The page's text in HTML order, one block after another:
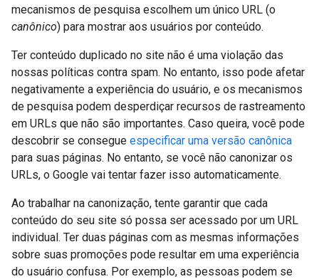
mecanismos de pesquisa escolhem um único URL (o
canônico) para mostrar aos usuários por conteúdo.
Ter conteúdo duplicado no site não é uma violação das
nossas políticas contra spam. No entanto, isso pode afetar
negativamente a experiência do usuário, e os mecanismos
de pesquisa podem desperdiçar recursos de rastreamento
em URLs que não são importantes. Caso queira, você pode
descobrir se consegue especificar uma versão canônica
para suas páginas. No entanto, se você não canonizar os
URLs, o Google vai tentar fazer isso automaticamente.
Ao trabalhar na canonização, tente garantir que cada
conteúdo do seu site só possa ser acessado por um URL
individual. Ter duas páginas com as mesmas informações
sobre suas promoções pode resultar em uma experiência
do usuário confusa. Por exemplo, as pessoas podem se